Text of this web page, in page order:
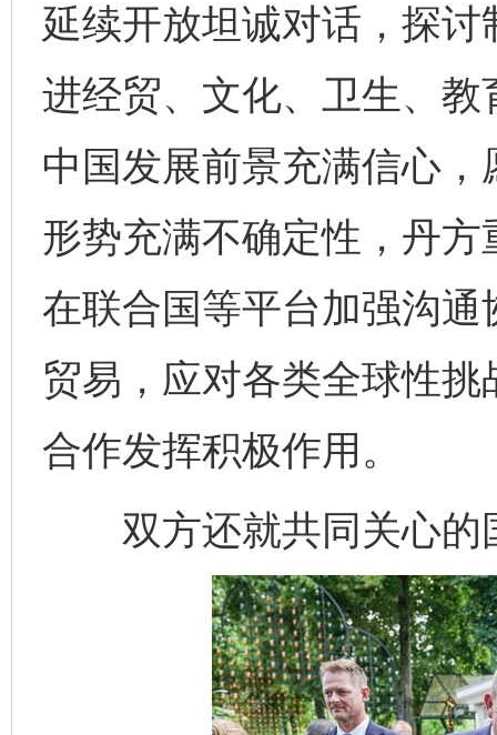
延续开放坦诚对话，探
进经贸、文化、卫生、
中国发展前景充满信心
形势充满不确定性，丹
在联合国等平台加强沟
贸易，应对各类全球性
合作发挥积极作用。
双方还就共同关心的